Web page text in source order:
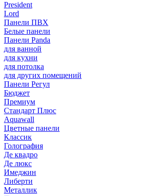
President
Lord
Панели ПВХ
Белые панели
Панели Panda
для ванной
для кухни
для потолка
для других помещений
Панели Регул
Бюджет
Премиум
Стандарт Плюс
Aquawall
Цветные панели
Классик
Голография
Де квадро
Де люкс
Имеджин
Либерти
Металлик